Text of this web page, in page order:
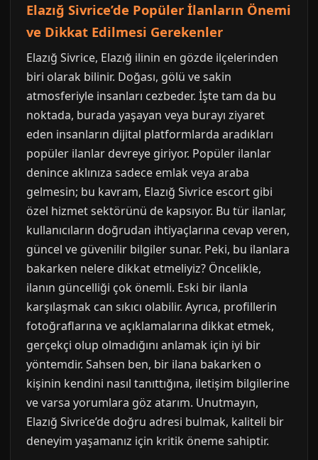
Elazığ Sivrice’de Popüler İlanların Önemi
ve Dikkat Edilmesi Gerekenler
Elazığ Sivrice, Elazığ ilinin en gözde ilçelerinden
biri olarak bilinir. Doğası, gölü ve sakin
atmosferiyle insanları cezbeder. İşte tam da bu
noktada, burada yaşayan veya burayı ziyaret
eden insanların dijital platformlarda aradıkları
popüler ilanlar devreye giriyor. Popüler ilanlar
denince aklınıza sadece emlak veya araba
gelmesin; bu kavram, Elazığ Sivrice escort gibi
özel hizmet sektörünü de kapsıyor. Bu tür ilanlar,
kullanıcıların doğrudan ihtiyaçlarına cevap veren,
güncel ve güvenilir bilgiler sunar. Peki, bu ilanlara
bakarken nelere dikkat etmeliyiz? Öncelikle,
ilanın güncelliği çok önemli. Eski bir ilanla
karşılaşmak can sıkıcı olabilir. Ayrıca, profillerin
fotoğraflarına ve açıklamalarına dikkat etmek,
gerçekçi olup olmadığını anlamak için iyi bir
yöntemdir. Sahsen ben, bir ilana bakarken o
kişinin kendini nasıl tanıttığına, iletişim bilgilerine
ve varsa yorumlara göz atarım. Unutmayın,
Elazığ Sivrice’de doğru adresi bulmak, kaliteli bir
deneyim yaşamanız için kritik öneme sahiptir.